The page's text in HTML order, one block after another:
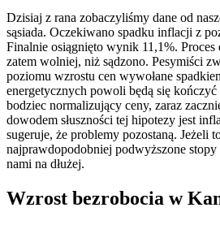
Dzisiaj z rana zobaczyliśmy dane od
sąsiada. Oczekiwano spadku inflacji z
Finalnie osiągnięto wynik 11,1%. Proces
zatem wolniej, niż sądzono. Pesymiści
poziomu wzrostu cen wywołane
energetycznych powoli będą się kończyć
bodziec normalizujący ceny, zaraz
dowodem słuszności tej hipotezy jest
sugeruje, że problemy pozostaną. Jeżeli
najprawdopodobniej podwyższone stopy
nami na dłużej.
Wzrost bezrobocia w